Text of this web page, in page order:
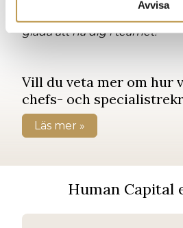
Avvisa
glada att ha dig i teamet!
Vill du veta mer om hur
chefs- och
Läs mer »
Human Capital